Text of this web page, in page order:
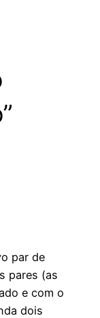
par de
pares (as
e com o
dois